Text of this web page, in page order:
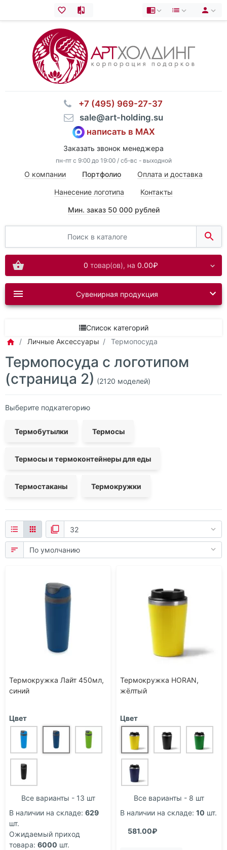
⠀+7 (495) 969-27-37
⠀sale@art-holding.su
написать в MAX
Заказать звонок менеджера
пн-пт с 9:00 до 19:00 / сб-вс - выходной
О компании Портфолио Оплата и доставка
Нанесение логотипа Контакты
Мин. заказ 50 000 рублей
0 товар(ов), на 0.00₽
Сувенирная продукция
Список категорий
Личные Аксессуары
Термопосуда
Термопосуда с логотипом
(страница 2) (2120 моделей)
Выберите подкатегорию
Термобутылки Термосы
Термосы и термоконтейнеры для еды
Термостаканы Термокружки
Термокружка Лайт 450мл,
синий
Цвет
Все варианты - 13 шт
В наличии на складе: 629
шт.
Ожидаемый приход
товара: 6000 шт.
Термокружка HORAN,
жёлтый
Цвет
Все варианты - 8 шт
В наличии на складе: 10 шт.
581.00₽